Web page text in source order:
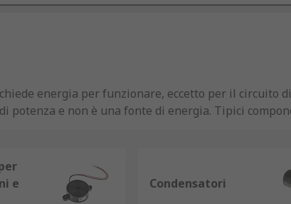
energia per funzionare, eccetto per il circuito
potenza e non è una fonte di energia. Tipici
condensatore è un componente che può
2 conduttori adiacenti (generalmente piastre) che
a una fonte di alimentazione. Una piastra
e
Condensatori